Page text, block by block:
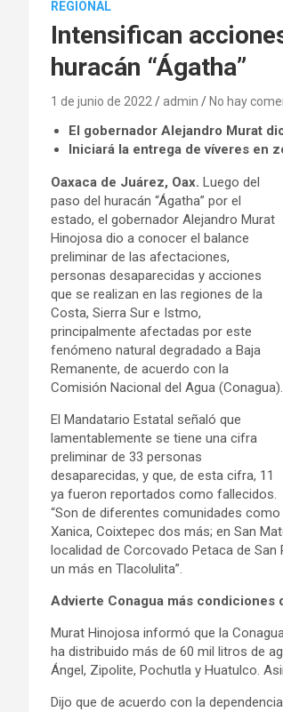
REGIONAL
Intensifican
huracán “Ágatha”
1 de junio de 2022 admin No hay
El gobernador Alejandro Murat
Iniciará la entrega de víveres en
Oaxaca de Juárez, Oax. Luego del
paso del huracán “Ágatha” por el
estado, el gobernador Alejandro Murat
Hinojosa dio a conocer el balance
preliminar de las afectaciones,
personas desaparecidas y acciones
que se realizan en las regiones de la
Costa, Sierra Sur e Istmo,
principalmente afectadas por este
fenómeno natural degradado a Baja
Remanente, de acuerdo con la
Comisión Nacional del Agua (Conagua).
El Mandatario Estatal señaló que
lamentablemente se tiene una cifra
preliminar de 33 personas
desaparecidas, y que, de esta cifra, 11
ya fueron reportados como fallecidos.
“Son de diferentes comunidades
Xanica, Coixtepec dos más; en San
localidad de Corcovado Petaca de
un más en Tlacolulita”.
Advierte Conagua más condiciones
Murat Hinojosa informó que la
ha distribuido más de 60 mil litros de
Ángel, Zipolite, Pochutla y Huatulco.
Dijo que de acuerdo con la